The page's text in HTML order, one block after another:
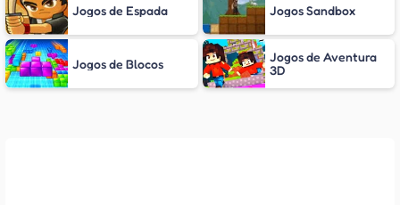
Jogos de Espada Jogos Sandbox
Jogos de Blocos
Jogos de Aventura
3D